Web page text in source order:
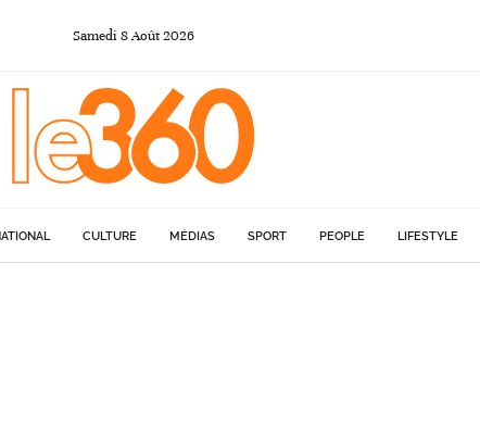
Samedi 8Août2026
CULTURE MÉDIAS SPORT PEOPLE LIFESTYLE